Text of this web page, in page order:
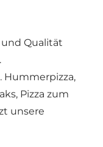
Qualität
Hummerpizza,
Pizza zum
unsere